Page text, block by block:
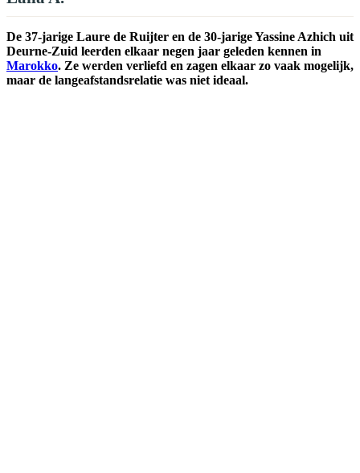
De 37-jarige Laure de Ruijter en de 30-jarige Yassine Azhich uit
Deurne-Zuid leerden elkaar negen jaar geleden kennen in
Marokko. Ze werden verliefd en zagen elkaar zo vaak mogelijk,
maar de langeafstandsrelatie was niet ideaal.